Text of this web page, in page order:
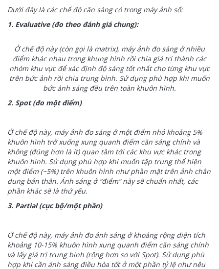
Dưới đây là các chế độ căn sáng có trong máy ảnh số:
1. Evaluative (đo theo đánh giá chung):
Ở chế độ này (còn gọi là matrix), máy ảnh đo sáng ở nhiều
điểm khác nhau trong khung hình rồi chia giá trị thành các
nhóm khu vực để xác định độ sáng tốt nhất cho từng khu vực
trên bức ảnh rồi chia trung bình. Sử dụng phù hợp khi muốn
bức ảnh sáng đều trên toàn khuôn hình.
2. Spot (đo một điểm)
Ở chế độ này, máy ảnh đo sáng ở một điểm nhỏ khoảng 5%
khuôn hình trở xuống xung quanh điểm căn sáng chính và
không (đúng hơn là ít) quan tâm tới các khu vực khác trong
khuôn hình. Sử dụng phù hợp khi muốn tập trung thể hiện
một điểm (~5%) trên khuôn hình như phần mặt trên ảnh chân
dung bán thân. Ánh sáng ở “điểm” này sẽ chuẩn nhất, các
phần khác sẽ là thứ yếu.
3. Partial (cục bộ/một phần)
Ở chế độ này, máy ảnh đo ánh sáng ở khoảng rộng diện tích
khoảng 10-15% khuôn hình xung quanh điểm căn sáng chính
và lấy giá trị trung bình (rộng hơn so với Spot). Sử dụng phù
hợp khi cần ánh sáng điều hòa tốt ở một phần tỷ lệ như nêu